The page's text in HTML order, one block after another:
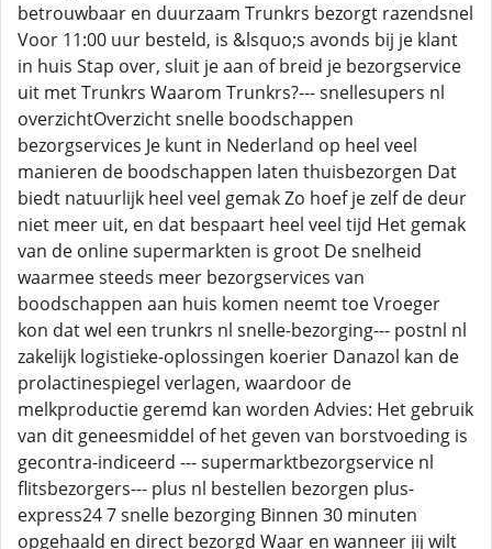
betrouwbaar en duurzaam Trunkrs bezorgt razendsnel
Voor 11:00 uur besteld, is &lsquo;s avonds bij je klant
in huis Stap over, sluit je aan of breid je bezorgservice
uit met Trunkrs Waarom Trunkrs?--- snellesupers nl
overzichtOverzicht snelle boodschappen
bezorgservices Je kunt in Nederland op heel veel
manieren de boodschappen laten thuisbezorgen Dat
biedt natuurlijk heel veel gemak Zo hoef je zelf de deur
niet meer uit, en dat bespaart heel veel tijd Het gemak
van de online supermarkten is groot De snelheid
waarmee steeds meer bezorgservices van
boodschappen aan huis komen neemt toe Vroeger
kon dat wel een trunkrs nl snelle-bezorging--- postnl nl
zakelijk logistieke-oplossingen koerier Danazol kan de
prolactinespiegel verlagen, waardoor de
melkproductie geremd kan worden Advies: Het gebruik
van dit geneesmiddel of het geven van borstvoeding is
gecontra-indiceerd --- supermarktbezorgservice nl
flitsbezorgers--- plus nl bestellen bezorgen plus-
express24 7 snelle bezorging Binnen 30 minuten
opgehaald en direct bezorgd Waar en wanneer jij wilt